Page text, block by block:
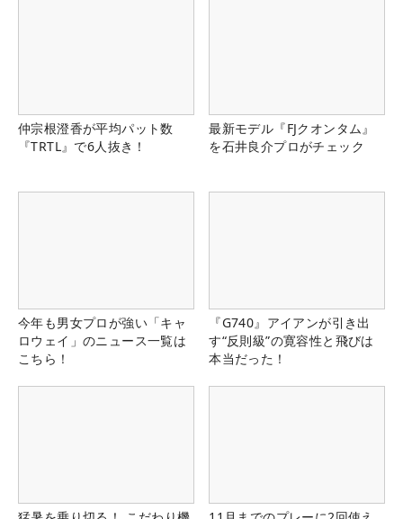
仲宗根澄香が平均パット数
『TRTL』で6人抜き！
最新モデル『FJクオンタム』
を石井良介プロがチェック
今年も男女プロが強い「キャ
ロウェイ」のニュース一覧は
こちら！
『G740』アイアンが引き出
す“反則級”の寛容性と飛びは
本当だった！